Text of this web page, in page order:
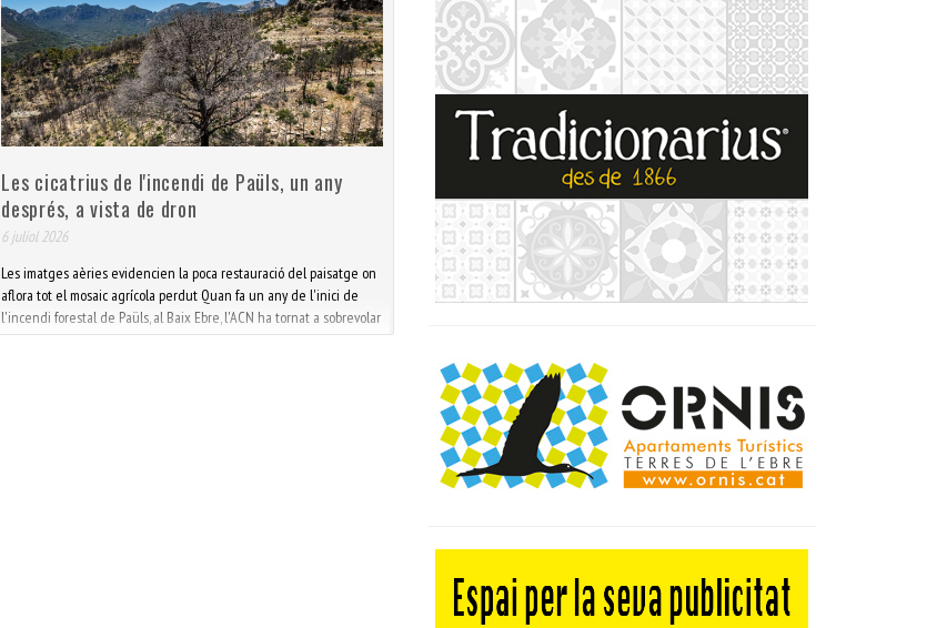
bany a les
Les cicatrius de l'incendi de Paüls, un any
després, a vista de dron
6 juliol 2026
Les imatges aèries evidencien la poca restauració del paisatge on
aflora tot el mosaic agrícola perdut Quan fa un any de l'inici de
l'incendi forestal de Paüls, al Baix Ebre, l'ACN ha tornat a sobrevolar
amb dron la zona on encara es mantenen gairebé intactes les